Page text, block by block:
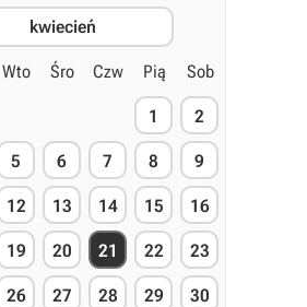
kwiecień
Wto Śro Czw Pią Sob
1 2
5 6 7 8 9
12 13 14 15 16
19 20 21 22 23
26 27 28 29 30